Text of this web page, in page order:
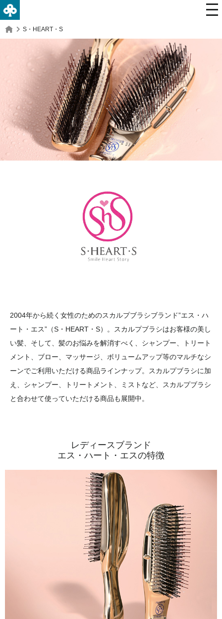
S・HEART・S
2004年から続く女性のためのスカルプブラシブランド”エス・ハ
ート・エス”（S・HEART・S）。スカルプブラシはお客様の美し
い髪、そして、髪のお悩みを解消すべく、シャンプー、トリート
メント、ブロー、マッサージ、ボリュームアップ等のマルチなシ
ーンでご利用いただける商品ラインナップ。スカルプブラシに加
え、シャンプー、トリートメント、ミストなど、スカルプブラシ
と合わせて使っていただける商品も展開中。
レディースブランド
エス・ハート・エスの特徴